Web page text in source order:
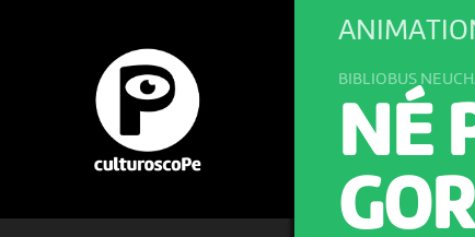
BIBLIOBUS
NÉ